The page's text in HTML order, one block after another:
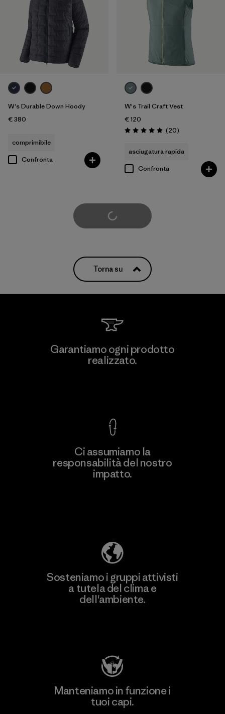
W's Durable Down Hoody
€ 380
comprimibile
Confronta
W's Trail Craft Vest
€ 120
Valutazione: 5.0 / 5
(20Recensioni
)
asciugatura rapida
Confronta
Carica di più
Torna su
Garantiamo ogni prodotto
realizzato.
Ci assumiamo la
responsabilità del nostro
impatto.
Sosteniamo i gruppi attivisti
a tutela del clima e
dell'ambiente.
Manteniamo in funzione i
tuoi capi.